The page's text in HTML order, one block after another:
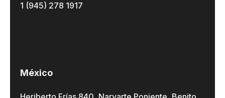
1 (945) 278 1917
México